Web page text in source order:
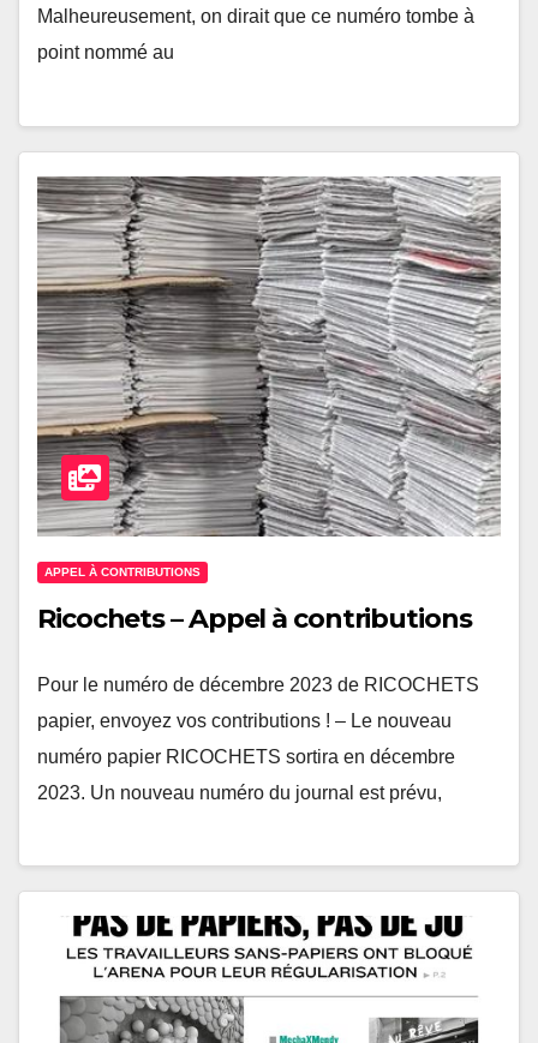
Malheureusement, on dirait que ce numéro tombe à
point nommé au
APPEL À CONTRIBUTIONS
Ricochets – Appel à contributions
Pour le numéro de décembre 2023 de RICOCHETS
papier, envoyez vos contributions ! – Le nouveau
numéro papier RICOCHETS sortira en décembre
2023. Un nouveau numéro du journal est prévu,